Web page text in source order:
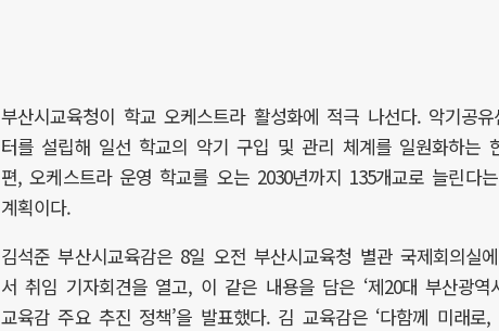
부산시교육청이 학교 오케스트라 활성화에 적극 나선다. 악기공유
터를 설립해 일선 학교의 악기 구입 및 관리 체계를 일원화하는
편, 오케스트라 운영 학교를 오는 2030년까지 135개교로 늘린다는
계획이다.
김석준 부산시교육감은 8일 오전 부산시교육청 별관 국제회의실에
서 취임 기자회견을 열고, 이 같은 내용을 담은 ‘제20대 부산광역
교육감 주요 추진 정책’을 발표했다. 김 교육감은 ‘다함께 미래로,